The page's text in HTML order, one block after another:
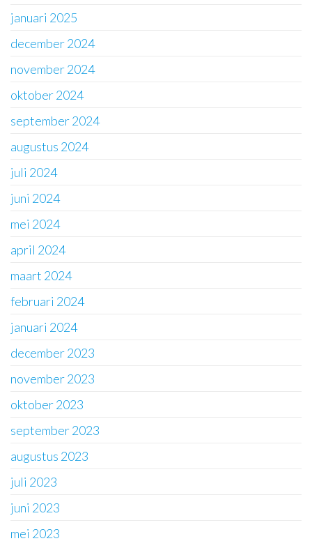
januari 2025
december 2024
november 2024
oktober 2024
september 2024
augustus 2024
juli 2024
juni 2024
mei 2024
april 2024
maart 2024
februari 2024
januari 2024
december 2023
november 2023
oktober 2023
september 2023
augustus 2023
juli 2023
juni 2023
mei 2023